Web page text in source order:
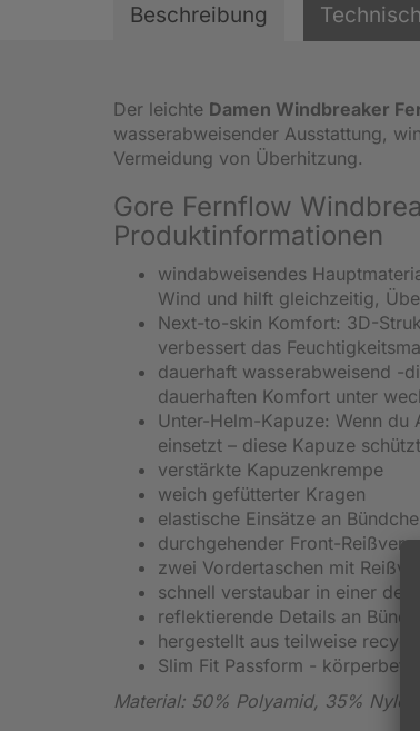
Beschreibung
Der leichte Damen Windbreaker
wasserabweisender Ausstattung,
Vermeidung von Überhitzung.
Gore Fernflow
Produktinformationen
windabweisendes
Wind und hilft gleichzeitig,
Next-to-skin Komfort: 3D-
verbessert das
dauerhaft wasserabweisend -
dauerhaften Komfort unter
Unter-Helm-Kapuze: Wenn du
einsetzt – diese Kapuze
verstärkte Kapuzenkrempe
weich gefütterter Kragen
elastische Einsätze an
durchgehender Front-
zwei Vordertaschen mit
schnell verstaubar in einer der
reflektierende Details an
hergestellt aus teilweise
Slim Fit Passform -
Material: 50% Polyamid, 35%